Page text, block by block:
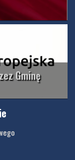
Gminę